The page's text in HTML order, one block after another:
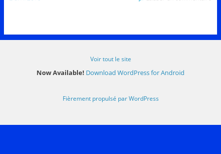
Voir tout le site
Now Available! Download WordPress for Android
Fièrement propulsé par WordPress